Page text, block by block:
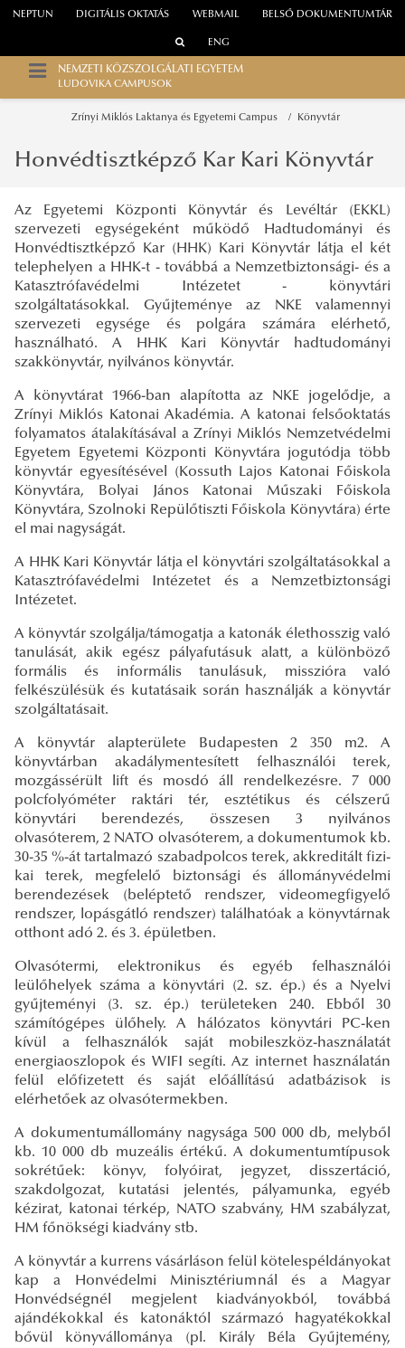
WEBMAIL
NEPTUN DIGITÁLIS OKTATÁS BELSŐ DOKUMENTUMTÁR
ENG
NEMZETI KÖZSZOLGÁLATI EGYETEM
LUDOVIKA CAMPUSOK
Zrínyi Miklós Laktanya és Egyetemi Campus Könyvtár
Honvédtisztképző Kar Kari Könyvtár
Az Egyetemi Központi Könyvtár és Levéltár (EKKL)
szervezeti egységeként működő Hadtudományi és
Honvédtisztképző Kar (HHK) Kari Könyvtár látja el két
telephelyen a HHK-t - továbbá a Nemzetbiztonsági- és a
Katasztrófavédelmi Intézetet - könyvtári
szolgáltatásokkal. Gyűjteménye az NKE valamennyi
szervezeti egysége és polgára számára elérhető,
használható. A HHK Kari Könyvtár hadtudományi
szakkönyvtár, nyilvános könyvtár.
A könyvtárat 1966-ban alapította az NKE jogelődje, a
Zrínyi Miklós Katonai Akadémia. A katonai felsőoktatás
folyamatos átalakításával a Zrínyi Miklós Nemzetvédelmi
Egyetem Egyetemi Központi Könyvtára jogutódja több
könyvtár egyesítésével (Kossuth Lajos Katonai Főiskola
Könyvtára, Bolyai János Katonai Műszaki Főiskola
Könyvtára, Szolnoki Repülőtiszti Főiskola Könyvtára) érte
el mai nagyságát.
A HHK Kari Könyvtár látja el könyvtári szolgáltatásokkal a
Katasztrófavédelmi Intézetet és a Nemzetbiztonsági
Intézetet.
A könyvtár szolgálja/támogatja a katonák élethosszig való
tanulását, akik egész pályafutásuk alatt, a különböző
formális és informális tanulásuk, misszióra való
felkészülésük és kutatásaik során használják a könyvtár
szolgáltatásait.
A könyvtár alapterülete Budapesten 2 350 m2. A
könyvtárban akadálymentesített felhasználói terek,
mozgássérült lift és mosdó áll rendelkezésre. 7 000
polcfolyóméter raktári tér, esztétikus és célszerű
könyvtári berendezés, összesen 3 nyilvános
olvasóterem, 2 NATO olvasóterem, a dokumentumok kb.
30-35 %-át tartalmazó szabad­polcos terek, akkreditált fizi­
kai terek, megfelelő biztonsági és állományvédelmi
berendezések (beléptető rendszer, videomegfigyelő
rendszer, lopásgátló rendszer) találhatóak a könyvtárnak
otthont adó 2. és 3. épületben.
Olvasótermi, elektronikus és egyéb felhasználói
leülőhelyek száma a könyvtári (2. sz. ép.) és a Nyelvi
gyűjteményi (3. sz. ép.) területeken 240. Ebből 30
számítógépes ülőhely. A hálózatos könyvtári PC-ken
kívül a felhasználók saját mobileszköz-használatát
energiaoszlopok és WIFI segíti. Az internet használatán
felül előfizetett és saját előállítású adatbázisok is
elérhetőek az olvasótermekben.
A dokumentumállomány nagysága 500 000 db, melyből
kb. 10 000 db muzeális értékű. A doku­mentumtípusok
sokrétűek: könyv, folyóirat, jegyzet, disszertáció,
szakdolgozat, kutatási jelentés, pálya­munka, egyéb
kézirat, katonai térkép, NATO szabvány, HM szabályzat,
HM főnökségi kiad­vány stb.
A könyvtár a kurrens vásárláson felül kötelespéldányokat
kap a Honvédelmi Minisztériumnál és a Magyar
Honvédségnél megjelent kiadványokból, továbbá
ajándékokkal és katonáktól származó hagyatékokkal
bővül könyvállománya (pl. Király Béla Gyűjtemény,